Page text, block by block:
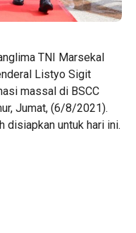
TNI Marsekal
Listyo Sigit
massal di BSCC
Jumat, (6/8/2021).
disiapkan untuk hari ini.